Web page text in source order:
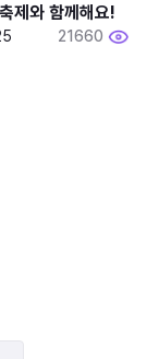
제와 함께해요!
21660